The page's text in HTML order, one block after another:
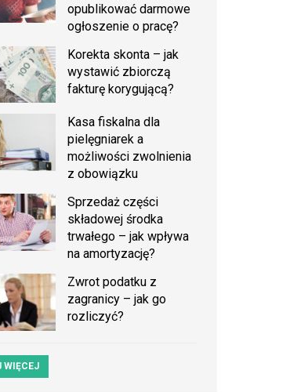
opublikować darmowe
ogłoszenie o pracę?
Korekta skonta – jak
wystawić zbiorczą
fakturę korygującą?
Kasa fiskalna dla
pielęgniarek a
możliwości zwolnienia
z obowiązku
Sprzedaż części
składowej środka
trwałego – jak wpływa
na amortyzację?
Zwrot podatku z
zagranicy – jak go
rozliczyć?
WIĘCEJ